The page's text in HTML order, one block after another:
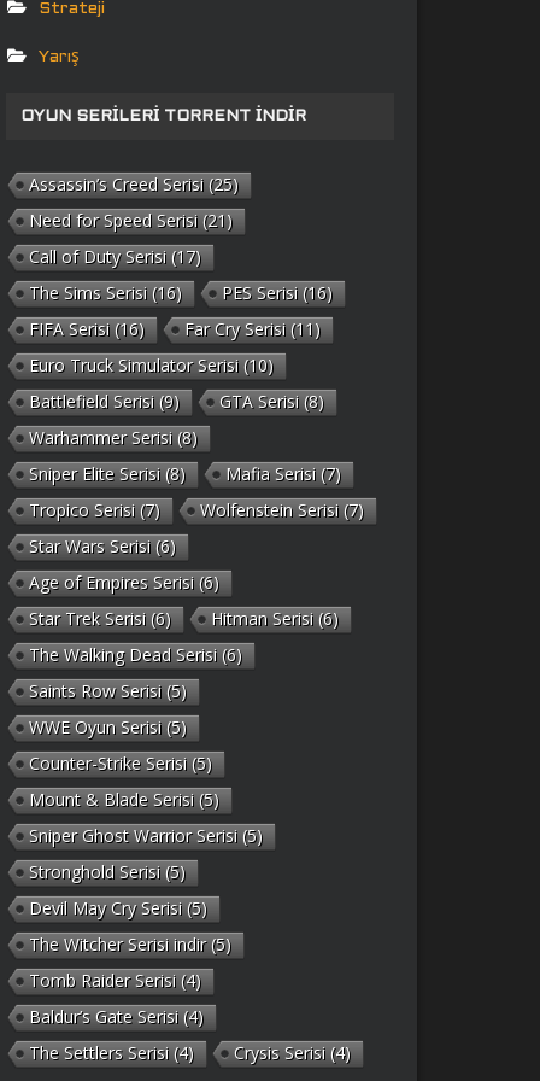
Strateji
Yarış
OYUN SERILERI TORRENT İNDIR
Assassin’s Creed Serisi (25)
Need for Speed Serisi (21)
Call of Duty Serisi (17)
The Sims Serisi (16) PES Serisi (16)
FIFA Serisi (16) Far Cry Serisi (11)
Euro Truck Simulator Serisi (10)
Battlefield Serisi (9) GTA Serisi (8)
Warhammer Serisi (8)
Sniper Elite Serisi (8) Mafia Serisi (7)
Tropico Serisi (7) Wolfenstein Serisi (7)
Star Wars Serisi (6)
Age of Empires Serisi (6)
Star Trek Serisi (6) Hitman Serisi (6)
The Walking Dead Serisi (6)
Saints Row Serisi (5)
WWE Oyun Serisi (5)
Counter-Strike Serisi (5)
Mount & Blade Serisi (5)
Sniper Ghost Warrior Serisi (5)
Stronghold Serisi (5)
Devil May Cry Serisi (5)
The Witcher Serisi indir(5)
Tomb Raider Serisi (4)
Baldur’s Gate Serisi (4)
The Settlers Serisi (4) Crysis Serisi (4)